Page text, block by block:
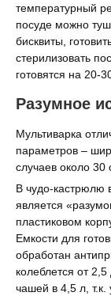
температурный
посуде можно
бисквиты,
стерилизовать
готовятся на 20-
Разумное
Мультиварка
параметров –
случаев около 30
В чудо-кастрюлю
является
пластиковом
Емкости для
обработан
колеблется от
чашей в 4,5 л, т.к.